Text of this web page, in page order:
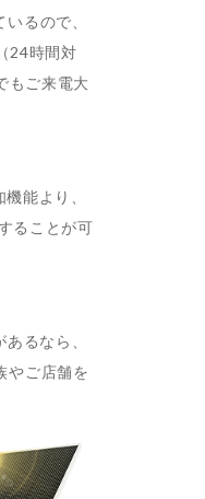
るので、
24時間対
もご来電大
能より、
ることが可
るなら、
やご店舗を